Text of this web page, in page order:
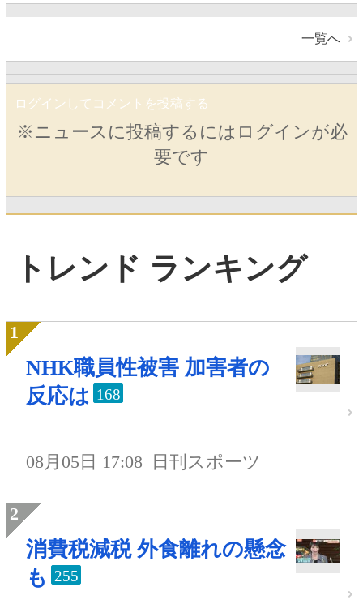
一覧へ
ログインしてコメントを投稿する
※ニュースに投稿するにはログインが必
要です
トレンド ランキング
NHK職員性被害 加害者の
反応は 168
08月05日 17:08 日刊スポーツ
消費税減税 外食離れの懸念
も
255